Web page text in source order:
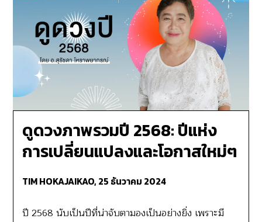
ดูดวงภาพรวมปี 2568: ปีแห่ง
การเปลี่ยนแปลงและโอกาสใหม่ๆ
TIM HOKAJAIKAO, 25 ธันวาคม 2024
ปี 2568 นับเป็นปีที่น่าจับตามองเป็นอย่างยิ่ง เพราะมี